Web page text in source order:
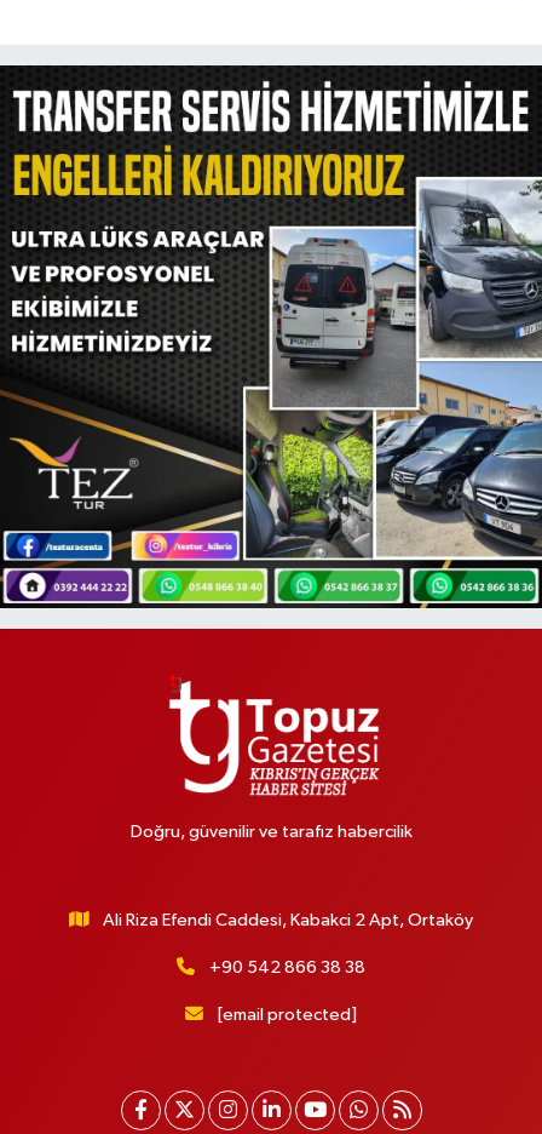
Doğru, güvenilir ve tarafız habercilik
Ali Riza Efendi Caddesi, Kabakci 2 Apt, Ortaköy
+90 542 866 38 38
[email protected]